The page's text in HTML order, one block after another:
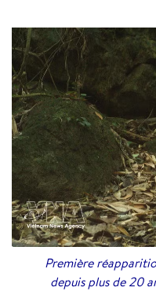
Première
depuis plus de 20